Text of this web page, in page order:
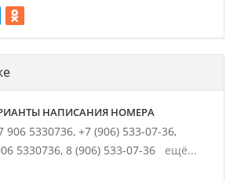
НАПИСАНИЯ НОМЕРА
906 5330736, +7 (906) 533-07-36,
5330736, 8 (906) 533-07-36 ещё...